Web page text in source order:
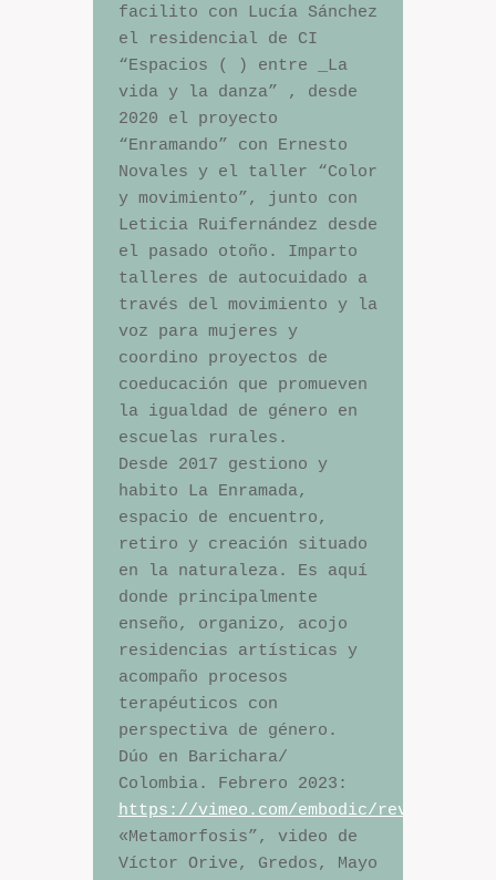
facilito con Lucía Sánchez
el residencial de CI
“Espacios ( ) entre _La
vida y la danza” , desde
2020 el proyecto
“Enramando” con Ernesto
Novales y el taller “Color
y movimiento”, junto con
Leticia Ruifernández desde
el pasado otoño. Imparto
talleres de autocuidado a
través del movimiento y la
voz para mujeres y
coordino proyectos de
coeducación que promueven
la igualdad de género en
escuelas rurales.
Desde 2017 gestiono y
habito La Enramada,
espacio de encuentro,
retiro y creación situado
en la naturaleza. Es aquí
donde principalmente
enseño, organizo, acojo
residencias artísticas y
acompaño procesos
terapéuticos con
perspectiva de género.
Dúo en Barichara/
https://vimeo.com/embodic/review/
«Metamorfosis”, video de
Víctor Orive, Gredos, Mayo